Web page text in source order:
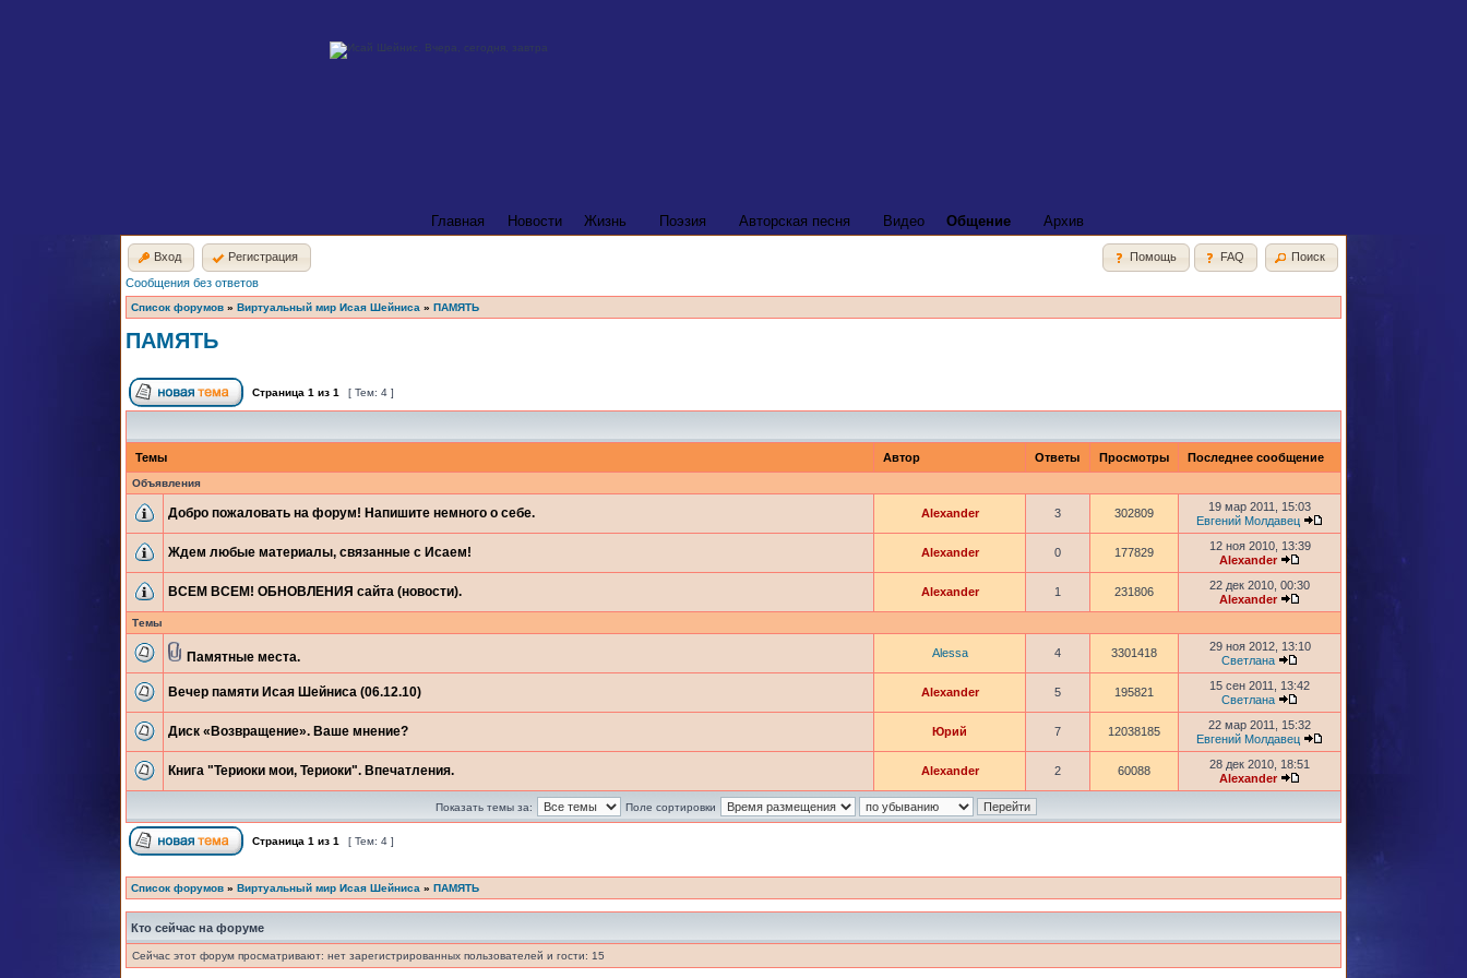
Главная Новости Жизнь Поэзия Авторская песня Видео Общение Архив
Вход Регистрация Помощь FAQ
Поиск
Сообщения без ответов
Список форумов » Виртуальный мир Исая Шейниса » ПАМЯТЬ
ПАМЯТЬ
Страница 1 из 1 [ Тем: 4 ]
Темы Автор Ответы Просмотры Последнее сообщение
Объявления
Добро пожаловать на форум! Напишите немного о себе. Alexander 3 302809
19 мар 2011, 15:03
Евгений Молдавец
Ждем любые материалы, связанные с Исаем! Alexander 0 177829
12 ноя 2010, 13:39
Alexander
ВСЕМ ВСЕМ! ОБНОВЛЕНИЯ сайта (новости). Alexander 1 231806
22 дек 2010, 00:30
Alexander
Темы
Памятные места. Alessa 4 3301418
29 ноя 2012, 13:10
Светлана
Вечер памяти Исая Шейниса (06.12.10) Alexander 5 195821
15 сен 2011, 13:42
Светлана
Диск «Возвращение». Ваше мнение? Юрий 7 12038185
22 мар 2011, 15:32
Евгений Молдавец
Книга "Териоки мои, Териоки". Впечатления. Alexander 2 60088
28 дек 2010, 18:51
Alexander
Показать темы за: Поле сортировки
Страница 1 из 1 [ Тем: 4 ]
Список форумов » Виртуальный мир Исая Шейниса » ПАМЯТЬ
Кто сейчас на форуме
Сейчас этот форум просматривают: нет зарегистрированных пользователей и гости: 15